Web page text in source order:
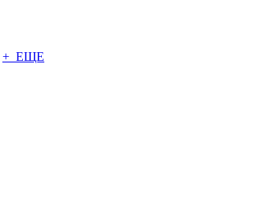
+ ЕЩЕ